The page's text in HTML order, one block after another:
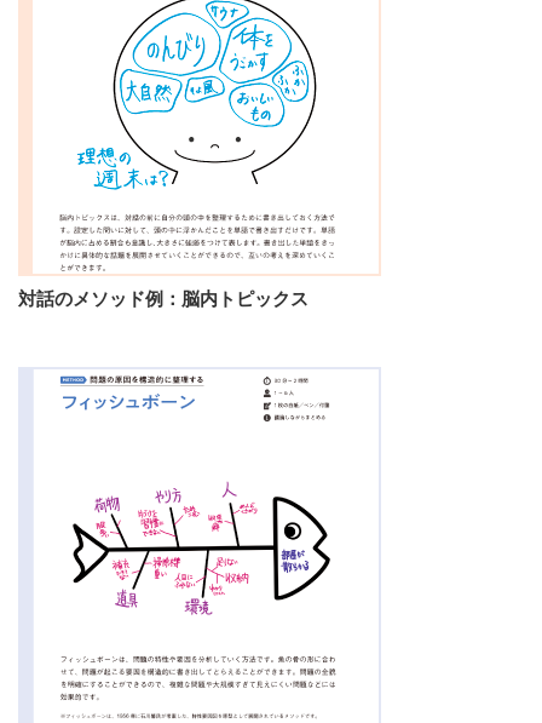
対話のメソッド例：脳内トピックス